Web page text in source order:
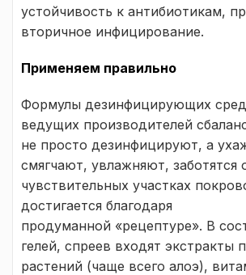
устойчивость к антибиотикам,
вторичное инфицирование.
Применяем правильно
Формулы дезинфицирующих
ведущих производителей
не просто дезинфицируют, а
смягчают, увлажняют, заботятся
чувствительных участках
достигается благодаря
продуманной «рецептуре». В
гелей, спреев входят экстракты
растений (чаще всего алоэ),